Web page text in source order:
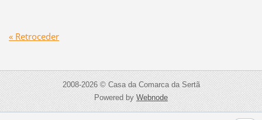
« Retroceder
2008-2026 © Casa da Comarca da Sertã
Powered byWebnode